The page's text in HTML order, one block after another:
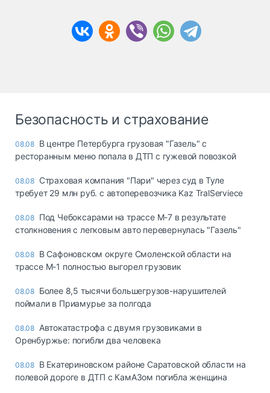
Безопасность и страхование
08.08 В центре Петербурга грузовая "Газель" с
ресторанным меню попала в ДТП с гужевой повозкой
08.08 Страховая компания "Пари" через суд в Туле
требует 29 млн руб. с автоперевозчика Kaz TralServiece
08.08 Под Чебоксарами на трассе М-7 в результате
столкновения с легковым авто перевернулась "Газель"
08.08 В Сафоновском округе Смоленской области на
трассе М-1 полностью выгорел грузовик
08.08 Более 8,5 тысячи большегрузов-нарушителей
поймали в Приамурье за полгода
08.08 Автокатастрофа с двумя грузовиками в
Оренбуржье: погибли два человека
08.08 В Екатериновском районе Саратовской области на
полевой дороге в ДТП с КамАЗом погибла женщина